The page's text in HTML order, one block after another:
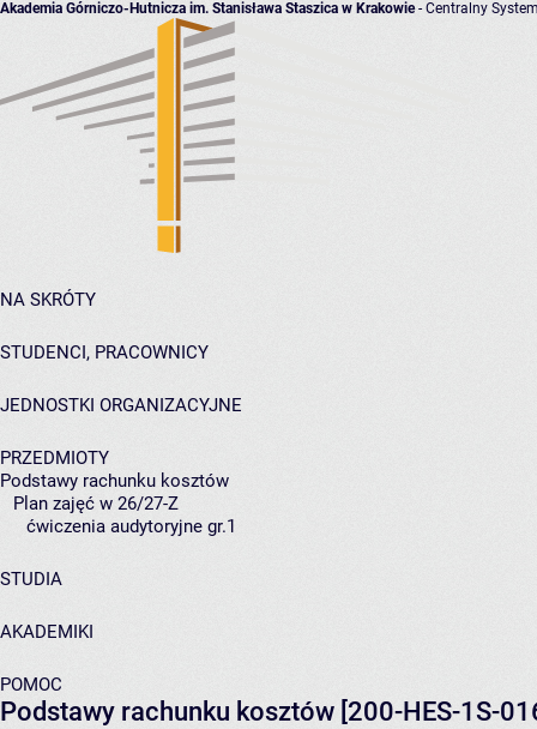
Akademia Górniczo-Hutnicza im. Stanisława Staszica w Krakowie- Centralny
NA SKRÓTY
STUDENCI, PRACOWNICY
JEDNOSTKI ORGANIZACYJNE
PRZEDMIOTY
Podstawy rachunku kosztów
Plan zajęć w 26/27-Z
ćwiczenia audytoryjne gr.1
STUDIA
AKADEMIKI
POMOC
Podstawy rachunku kosztów [200-HES-1S-